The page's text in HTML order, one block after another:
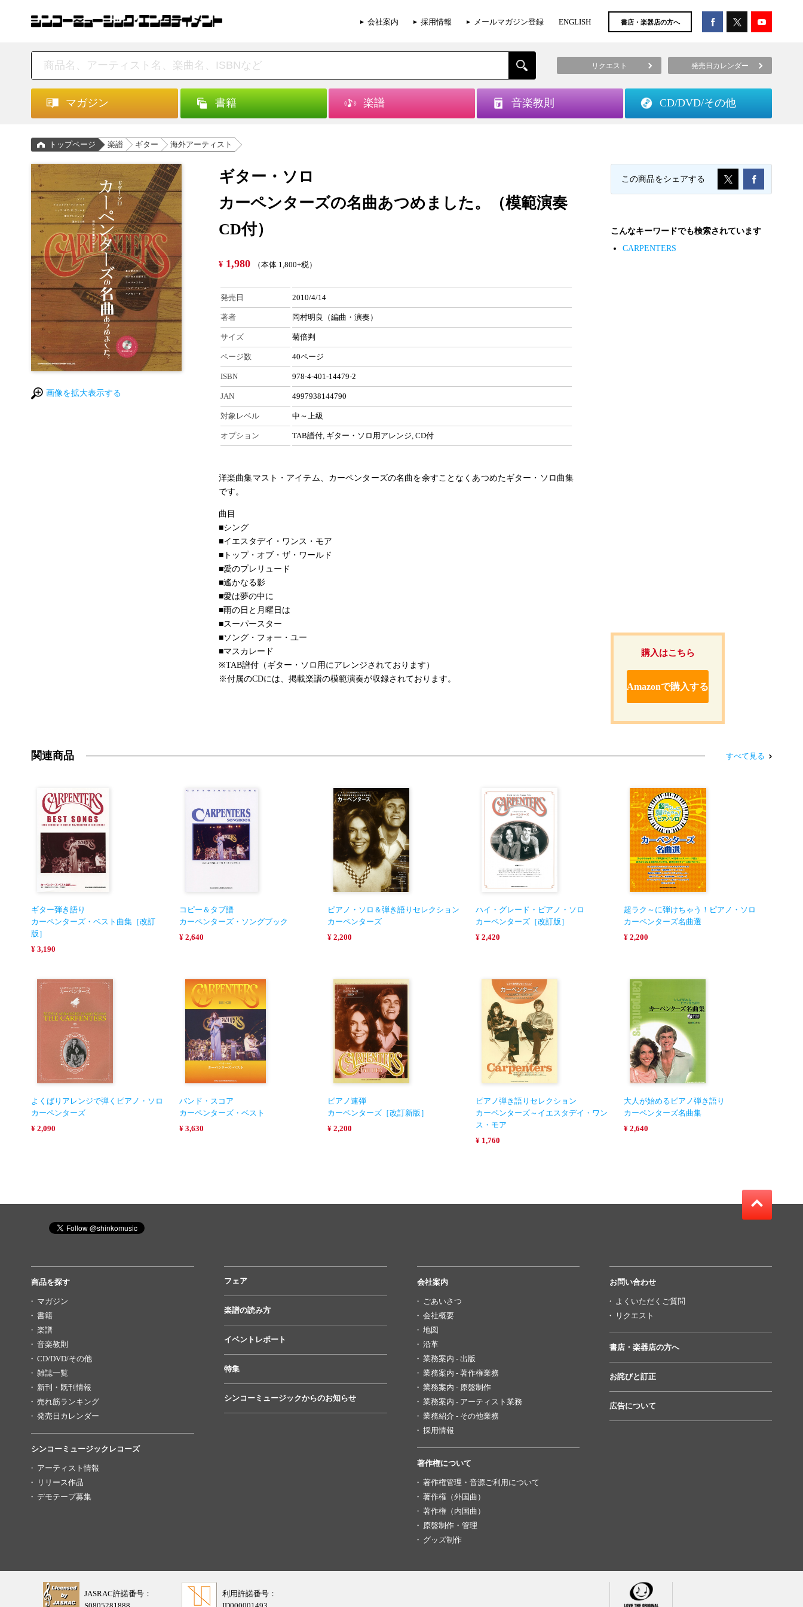
会社案内 採用情報 メールマガジン登録 ENGLISH 書店・楽器店の方へ
リクエスト 発売日カレンダー
マガジン 書籍 楽譜 音楽教則 CD/DVD/その他
トップページ 楽譜 ギター 海外アーティスト
画像を拡大表示する
ギター・ソロ
カーペンターズの名曲あつめました。（模範演奏
CD付）
¥ 1,980 （本体 1,800+税）
発売日 2010/4/14
著者 岡村明良（編曲・演奏）
サイズ 菊倍判
ページ数 40ページ
ISBN 978-4-401-14479-2
JAN 4997938144790
対象レベル 中～上級
オプション TAB譜付, ギター・ソロ用アレンジ, CD付
洋楽曲集マスト・アイテム、カーペンターズの名曲を余すことなくあつめたギター・ソロ曲集
です。
曲目
■シング
■イエスタデイ・ワンス・モア
■トップ・オブ・ザ・ワールド
■愛のプレリュード
■遙かなる影
■愛は夢の中に
■雨の日と月曜日は
■スーパースター
■ソング・フォー・ユー
■マスカレード
※TAB譜付（ギター・ソロ用にアレンジされております）
※付属のCDには、掲載楽譜の模範演奏が収録されております。
購入はこちら
Amazonで購入する
この商品をシェアする
こんなキーワードでも検索されています
CARPENTERS
関連商品 すべて見る
ギター弾き語り
カーペンターズ・ベスト曲集［改訂
版］
¥ 3,190
コピー＆タブ譜
カーペンターズ・ソングブック
¥ 2,640
ピアノ・ソロ＆弾き語りセレクション
カーペンターズ
¥ 2,200
ハイ・グレード・ピアノ・ソロ
カーペンターズ［改訂版］
¥ 2,420
超ラク～に弾けちゃう！ピアノ・ソロ
カーペンターズ名曲選
¥ 2,200
よくばりアレンジで弾くピアノ・ソロ
カーペンターズ
¥ 2,090
バンド・スコア
カーペンターズ・ベスト
¥ 3,630
ピアノ連弾
カーペンターズ［改訂新版］
¥ 2,200
ピアノ弾き語りセレクション
カーペンターズ～イエスタデイ・ワン
ス・モア
¥ 1,760
大人が始めるピアノ弾き語り
カーペンターズ名曲集
¥ 2,640
商品を探す
マガジン
書籍
楽譜
音楽教則
CD/DVD/その他
雑誌一覧
新刊・既刊情報
売れ筋ランキング
発売日カレンダー
シンコーミュージックレコーズ
アーティスト情報
リリース作品
デモテープ募集
フェア
楽譜の読み方
イベントレポート
特集
シンコーミュージックからのお知らせ
会社案内
ごあいさつ
会社概要
地図
沿革
業務案内 - 出版
業務案内 - 著作権業務
業務案内 - 原盤制作
業務案内 - アーティスト業務
業務紹介 - その他業務
採用情報
著作権について
著作権管理・音源ご利用について
著作権（外国曲）
著作権（内国曲）
原盤制作・管理
グッズ制作
お問い合わせ
よくいただくご質問
リクエスト
書店・楽器店の方へ
お詫びと訂正
広告について
JASRAC許諾番号：
利用許諾番号：